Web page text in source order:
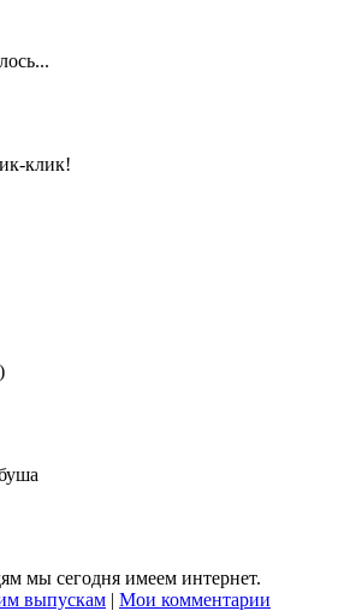
клик!
мы сегодня имеем интернет.
выпускам | Мои комментарии